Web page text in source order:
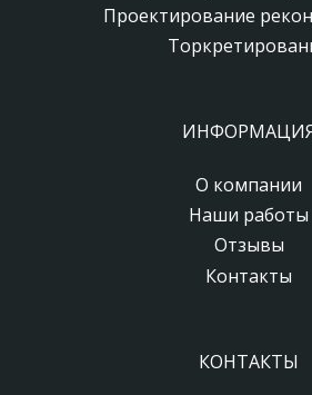
Проектирование
О компании
Наши работы
Отзывы
Контакты
КОНТАКТЫ